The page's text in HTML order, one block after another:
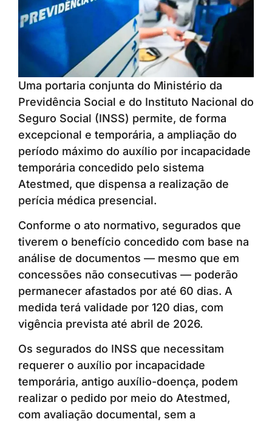
Uma portaria conjunta do Ministério da
Previdência Social e do Instituto Nacional do
Seguro Social (INSS) permite, de forma
excepcional e temporária, a ampliação do
período máximo do auxílio por incapacidade
temporária concedido pelo sistema
Atestmed, que dispensa a realização de
perícia médica presencial.
Conforme o ato normativo, segurados que
tiverem o benefício concedido com base na
análise de documentos — mesmo que em
concessões não consecutivas — poderão
permanecer afastados por até 60 dias. A
medida terá validade por 120 dias, com
vigência prevista até abril de 2026.
Os segurados do INSS que necessitam
requerer o auxílio por incapacidade
temporária, antigo auxílio-doença, podem
realizar o pedido por meio do Atestmed,
com avaliação documental, sem a